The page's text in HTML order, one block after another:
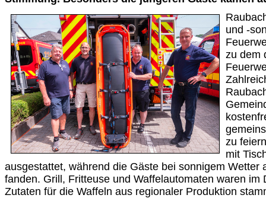
und -
zu dem
zu
mit
ausgestattet, während die Gäste bei sonnigem Wetter
fanden. Grill, Fritteuse und Waffelautomaten waren im
Zutaten für die Waffeln aus regionaler Produktion